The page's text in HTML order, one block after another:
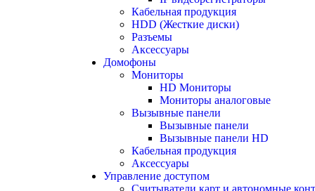
Кабельная продукция
HDD (Жесткие диски)
Разъемы
Аксессуары
Домофоны
Мониторы
HD Мониторы
Мониторы аналоговые
Вызывные панели
Вызывные панели
Вызывные панели HD
Кабельная продукция
Аксессуары
Управление доступом
Считыватели карт и автономные